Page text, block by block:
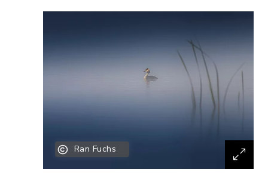
Ran Fuchs